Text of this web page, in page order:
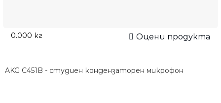
0.000 кг Оцени продукта
AKG C451B - студиен кондензаторен микрофон